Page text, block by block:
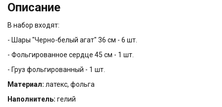
Описание
В набор входят:
- Шары "Черно-белый агат" 36 см - 6 шт.
- Фольгированное сердце 45 см - 1 шт.
- Груз фольгированный - 1 шт.
Материал: латекс, фольга
Наполнитель: гелий